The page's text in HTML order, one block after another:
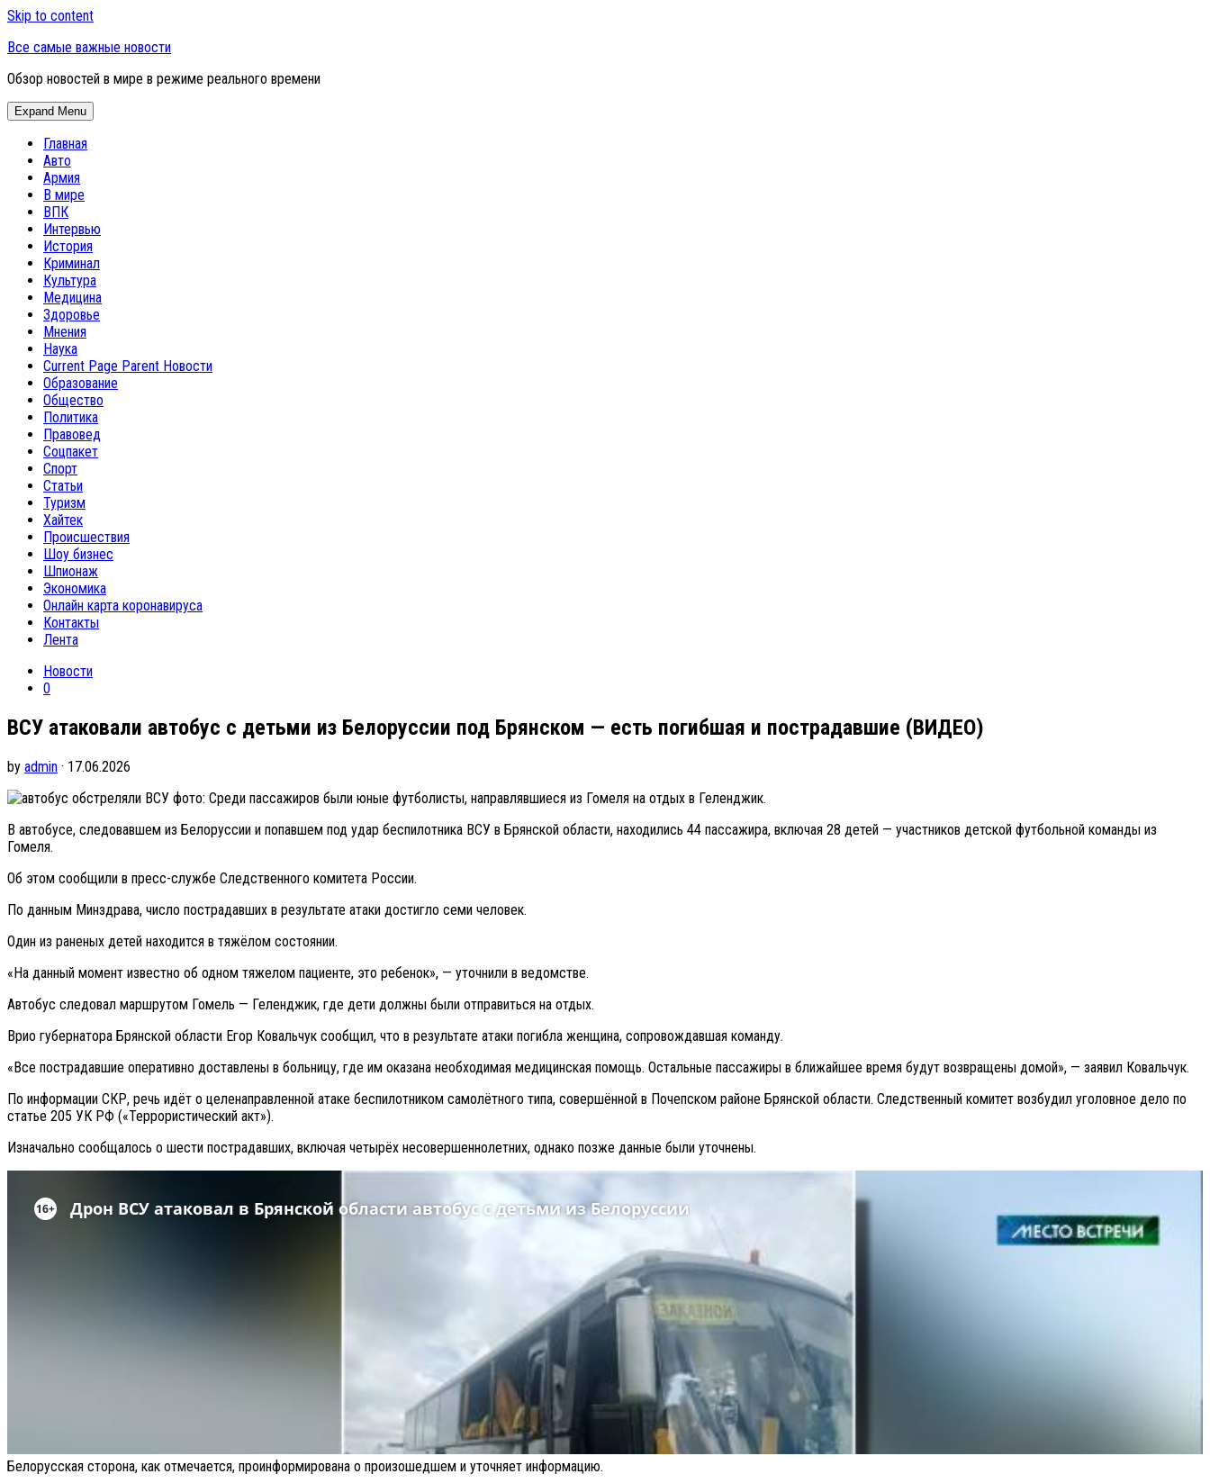
Skip to content
Все самые важные новости
Обзор новостей в мире в режиме реального времени
Expand Menu
Главная
Авто
Армия
В мире
ВПК
Интервью
История
Криминал
Культура
Медицина
Здоровье
Мнения
Наука
Current Page Parent Новости
Образование
Общество
Политика
Правовед
Соцпакет
Спорт
Статьи
Туризм
Хайтек
Происшествия
Шоу бизнес
Шпионаж
Экономика
Онлайн карта коронавируса
Контакты
Лента
Новости
0
ВСУ атаковали автобус с детьми из Белоруссии под Брянском — есть погибшая и пострадавшие (ВИДЕО)
by admin · 17.06.2026
фото: Среди пассажиров были юные футболисты, направлявшиеся из Гомеля на отдых в Геленджик.
В автобусе, следовавшем из Белоруссии и попавшем под удар беспилотника ВСУ в Брянской области, находились 44 пассажира, включая 28 детей — участников детской футбольной команды из
Гомеля.
Об этом сообщили в пресс-службе Следственного комитета России.
По данным Минздрава, число пострадавших в результате атаки достигло семи человек.
Один из раненых детей находится в тяжёлом состоянии.
«На данный момент известно об одном тяжелом пациенте, это ребенок», — уточнили в ведомстве.
Автобус следовал маршрутом Гомель — Геленджик, где дети должны были отправиться на отдых.
Врио губернатора Брянской области Егор Ковальчук сообщил, что в результате атаки погибла женщина, сопровождавшая команду.
«Все пострадавшие оперативно доставлены в больницу, где им оказана необходимая медицинская помощь. Остальные пассажиры в ближайшее время будут возвращены домой», — заявил Ковальчук.
По информации СКР, речь идёт о целенаправленной атаке беспилотником самолётного типа, совершённой в Почепском районе Брянской области. Следственный комитет возбудил уголовное дело по
статье 205 УК РФ («Террористический акт»).
Изначально сообщалось о шести пострадавших, включая четырёх несовершеннолетних, однако позже данные были уточнены.
Белорусская сторона, как отмечается, проинформирована о произошедшем и уточняет информацию.